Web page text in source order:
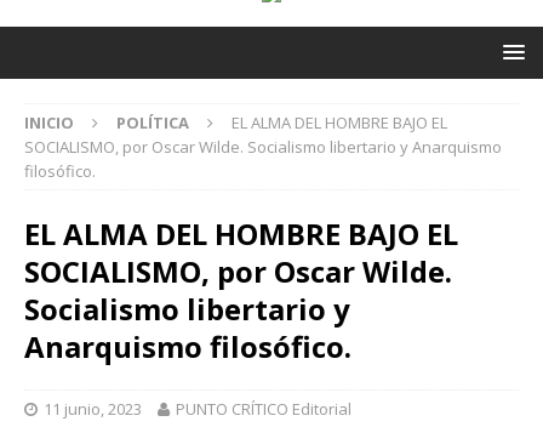
INICIO POLÍTICA
EL ALMA DEL HOMBRE BAJO EL
SOCIALISMO, por Oscar Wilde. Socialismo libertario y Anarquismo
filosófico.
EL ALMA DEL HOMBRE BAJO EL
SOCIALISMO, por Oscar Wilde.
Socialismo libertario y
Anarquismo filosófico.
11 junio, 2023 PUNTO CRÍTICO Editorial